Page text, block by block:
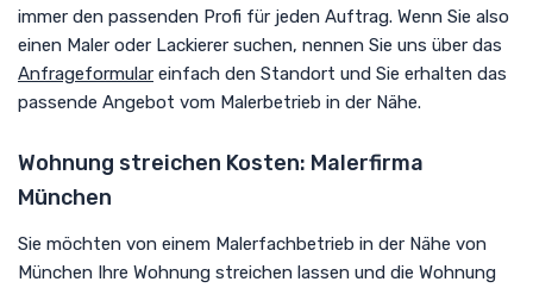
immer den passenden Profi für jeden Auftrag. Wenn Sie also
einen Maler oder Lackierer suchen, nennen Sie uns über das
Anfrageformular einfach den Standort und Sie erhalten das
passende Angebot vom Malerbetrieb in der Nähe.
Wohnung streichen Kosten: Malerfirma
München
Sie möchten von einem Malerfachbetrieb in der Nähe von
München Ihre Wohnung streichen lassen und die Wohnung